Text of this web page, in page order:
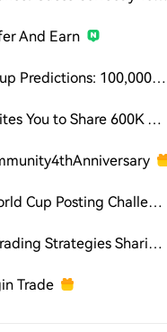
And Earn
World Cup Predictions: 100,000 USDT Daily
HTX Invites You to Share 600K USDT in Gift Packs
2026 World Cup Posting Challenge on HTX Square
TradFi Trading Strategies Sharing Challenge
Trade